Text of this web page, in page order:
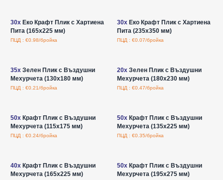
30xЕко Крафт Плик с Хартиена
Пита (165x225 мм)
ПЦД : €0.98/бройка
30xЕко Крафт Плик с Хартиена
Пита (235x350 мм)
ПЦД : €0.07/бройка
35xЗелен Плик с Въздушни
Мехурчета (130x180 мм)
ПЦД : €0.21/бройка
20xЗелен Плик с Въздушни
Мехурчета (180x230 мм)
ПЦД : €0.47/бройка
50xКрафт Плик с Въздушни
Мехурчета (115x175 мм)
ПЦД : €0.24/бройка
50xКрафт Плик с Въздушни
Мехурчета (135x225 мм)
ПЦД : €0.35/бройка
40xКрафт Плик с Въздушни
Мехурчета (165x225 мм)
50xКрафт Плик с Въздушни
Мехурчета (195x275 мм)